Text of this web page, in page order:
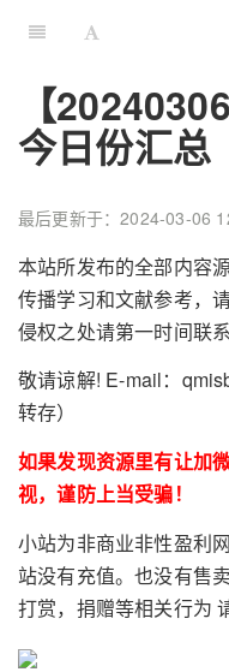
【
今日份汇总
最后更新于：2024-03-06
本站所发布的全部内容
传播学习和文献参考，
侵权之处请第一时间联
敬请谅解! E-mail：
转存）
如果发现资源里有让加
视，谨防上当受骗！
小站为非商业非性盈利
站没有充值。也没有售
打赏，捐赠等相关行为